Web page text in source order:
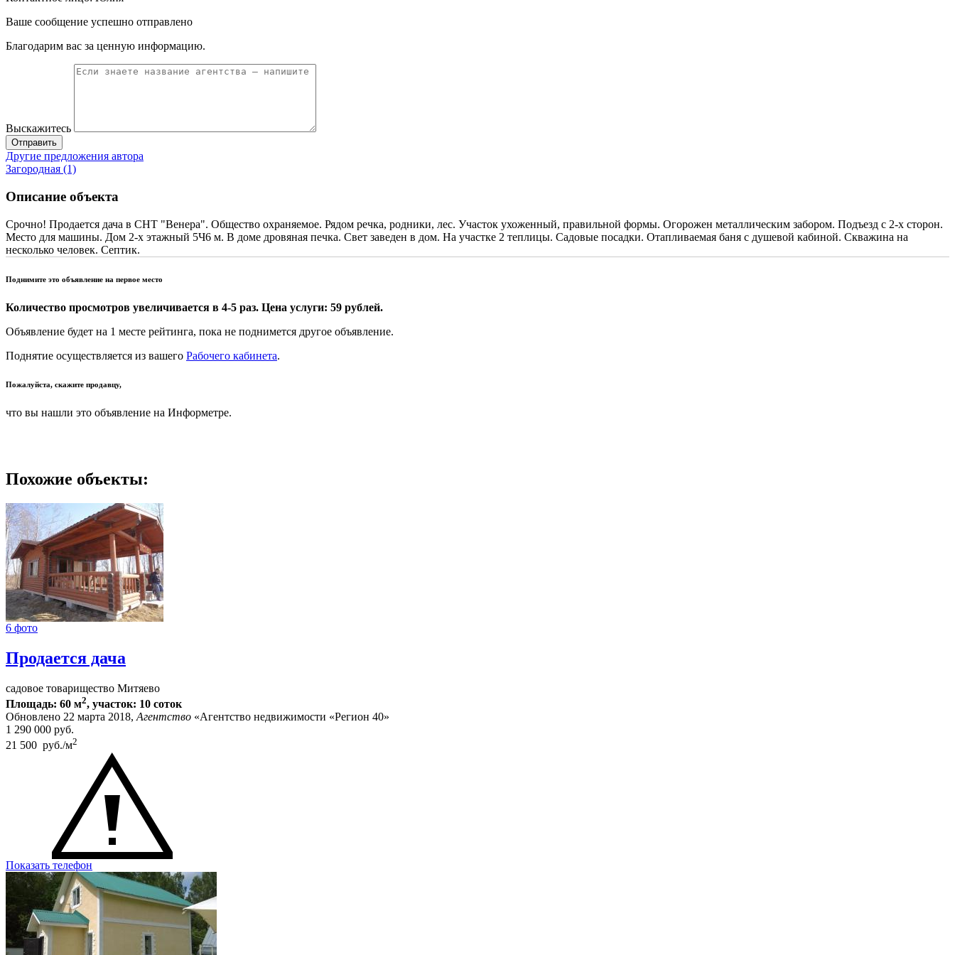
Ваше сообщение успешно отправлено
Благодарим вас за ценную информацию.
Выскажитесь
Отправить
Другие предложения автора
Загородная (1)
Описание объекта
Срочно! Продается дача в СНТ "Венера". Общество охраняемое. Рядом речка, родники, лес. Участок ухоженный, правильной формы. Огорожен металлическим забором. Подъезд с 2-х сторон.
Место для машины. Дом 2-х этажный 5Ч6 м. В доме дровяная печка. Свет заведен в дом. На участке 2 теплицы. Садовые посадки. Отапливаемая баня с душевой кабиной. Скважина на
несколько человек. Септик.
Поднимите это объявление на первое место
Количество просмотров увеличивается в 4-5 раз. Цена услуги: 59 рублей.
Объявление будет на 1 месте рейтинга, пока не поднимется другое объявление.
Поднятие осуществляется из вашего Рабочего кабинета.
Пожалуйста, скажите продавцу,
что вы нашли это объявление на Информетре.
Похожие объекты:
6 фото
Продается дача
садовое товарищество Митяево
Площадь: 60 м2, участок: 10 соток
Обновлено 22 марта 2018,Агентство «Агентство недвижимости «Регион 40»
1 290 000 руб.
21 500 руб./м2
Показать телефон